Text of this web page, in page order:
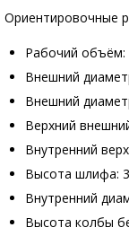
Ориентировочные
Рабочий объём:
Внешний
Внешний
Верхний
Внутренний
Высота шлифа:
Внутренний
Высота колбы